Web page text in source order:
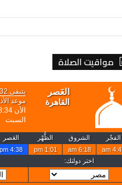
مواقيت الصلاة